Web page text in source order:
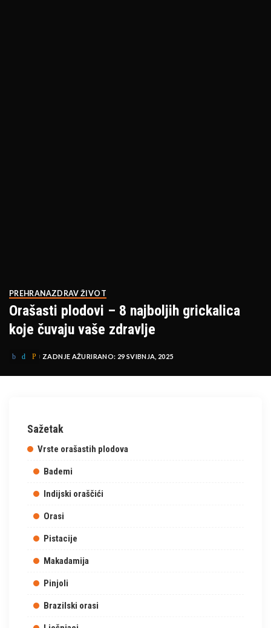
PREHRANAZDRAV ŽIVOT
Orašasti plodovi – 8 najboljih grickalica
koje čuvaju vaše zdravlje
ZADNJE AŽURIRANO: 29 SVIBNJA, 2025
Sažetak
Vrste orašastih plodova
Bademi
Indijski oraščići
Orasi
Pistacije
Makadamija
Pinjoli
Brazilski orasi